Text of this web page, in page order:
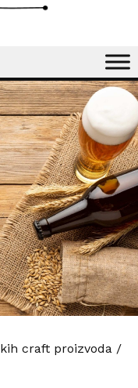
craft proizvoda /